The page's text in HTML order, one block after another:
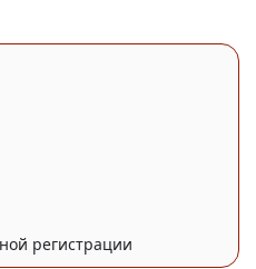
регистрации